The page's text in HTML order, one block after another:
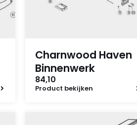
Charnwood Haven
Binnenwerk
84,10
Product bekijken